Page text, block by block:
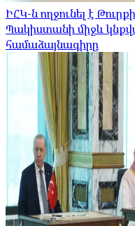
ԻՀԿ-ն ողջունել է
Պակիստանի միջև
համաձայնագիրը